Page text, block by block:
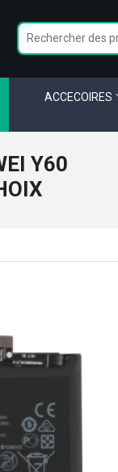
ACCECOIRES
Y60